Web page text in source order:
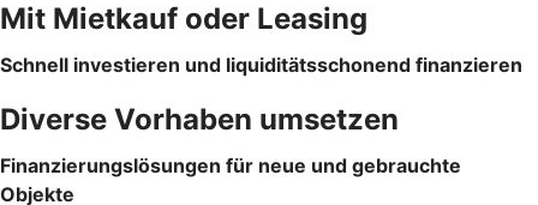
Mit Mietkauf oder Leasing
Schnell investieren und liquiditätsschonend finanzieren
Diverse Vorhaben umsetzen
Finanzierungslösungen für neue und gebrauchte
Objekte